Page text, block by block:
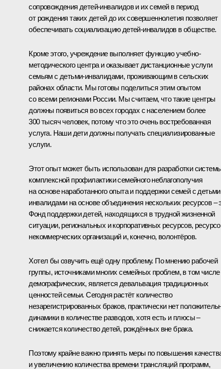
сопровождения детей-инвалидов и их семей в период
от рождения таких детей до их совершеннолетия позволяет
обеспечивать социализацию детей-инвалидов в обществе.
Кроме этого, учреждение выполняет функцию учебно-
методического центра и оказывает дистанционные услуги
семьям с детьми-инвалидами, проживающим в сельских
районах области. Мы готовы поделиться этим опытом
со всеми регионами России. Мы считаем, что такие центры
должны появиться во всех городах с населением более
300 тысяч человек, потому что это очень востребованная
услуга. Наши дети должны получать специализированные
услуги.
Этот опыт может быть использован для разработки
комплексной профилактики семейного неблагополучия
на основе наработанного опыта и поддержки семей с
инвалидами на основе объединения нескольких ресурсов –
Фонд поддержки детей, находящихся в трудной жизненной
ситуации, региональных и корпоративных ресурсов,
некоммерческих организаций и, конечно, волонтёров.
Хотел бы озвучить ещё одну проблему. По мнению рабочей
группы, источниками многих семейных проблем, в том числе
демографических, является девальвация традиционных
ценностей семьи. Сегодня растёт количество
незарегистрированных браков, практически нет
динамики в количестве разводов, хотя есть и плюсы –
снижается количество детей, рождённых вне брака.
Поэтому крайне важно принять меры по повышения
и увеличению количества времени трансляций программ,